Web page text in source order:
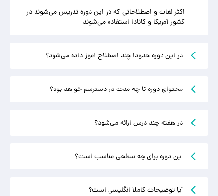
اکثر لغات و اصطلاحاتی که در این دوره تدریس می‌شوند در
کشور آمریکا و کانادا استفاده می‌شوند
در این دوره حدودا چند اصطلاح آموز داده می‌شود؟
محتوای دوره تا چه مدت در دسترسم خواهد بود؟
در هفته چند درس ارائه می‌شود؟
این دوره برای چه سطحی مناسب است؟
آیا توضیحات کاملا انگلیسی است؟